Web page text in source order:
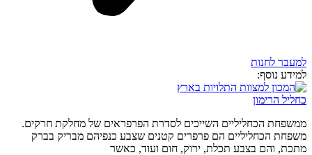
למעבר לחנות
למידע נוסף:
כחליל הרימון
ממשפחת הכחליליים השייכים לסדרת הפרפראים של מחלקת חרקים.
משפחת הכחליליים הם פרפרים קטנים שצבע כנפיהם מבריק בברק
מתכת, והם בצבע תכלת, ירוק, חום ועוד, כאשר